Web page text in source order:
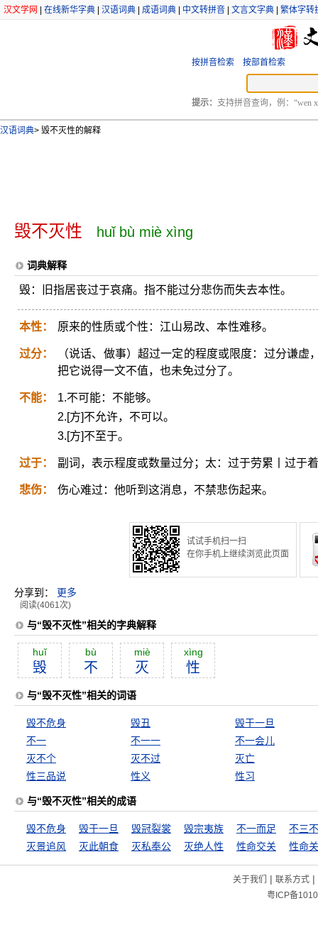
汉文学网 在线新华字典 汉语词典 成语词典 中文转拼音 文言文字典 繁体字转
按拼音检索 按部首检索
提示： 支持拼音查询，例：“wen
汉语词典> 毁不灭性的解释
毁不灭性 huǐ bù miè xìng
词典解释
毁：旧指居丧过于哀痛。指不能过分悲伤而失去本性。
本性： 原来的性质或个性：江山易改、本性难移。
过分：
（说话、做事）超过一定的程度或限度：过分谦
把它说得一文不值，也未免过分了。
不能：
1.不可能：不能够。
2.[方]不允许，不可以。
3.[方]不至于。
过于： 副词，表示程度或数量过分；太：过于劳累丨过于
悲伤： 伤心难过：他听到这消息，不禁悲伤起来。
试试手机扫一扫
在你手机上继续浏览此页面
分享到： 更多
阅读(4061次)
与“毁不灭性”相关的字典解释
huĭ
毁
bù
不
miè
灭
xìng
性
与“毁不灭性”相关的词语
毁不危身 毁丑
毁于一旦
不一
不一一
不一会儿
灭不个
灭不过
灭亡
性三品说
性义 性习
与“毁不灭性”相关的成语
毁不危身 毁于一旦 毁冠裂裳 毁宗夷族 不一而足
不三
灭景追风
灭此朝食 灭私奉公 灭绝人性 性命交关 性命
关于我们 | 联系方式|
粤ICP备